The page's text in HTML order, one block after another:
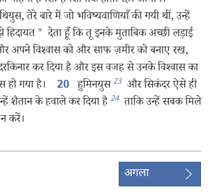
तेरे बारे में जो भविष्यवाणियाँ की गयी थीं, उन्हें
* देता हूँ कि तू इनके मुताबिक अच्छी लड़ाई
अपने विश्‍वास को और साफ ज़मीर को बनाए रख,
कर दिया है और इस वजह से उनके विश्‍वास का
गया है।
20 हुमिनयुस 23 और सिकंदर ऐसे ही
शैतान के हवाले कर दिया है 24 ताकि उन्हें सबक मिले
करें।
अगला